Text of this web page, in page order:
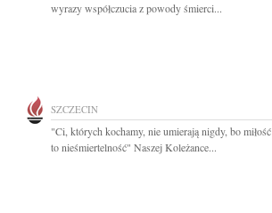
wyrazy współczucia z powody śmierci...
SZCZECIN
"Ci, których kochamy, nie umierają nigdy, bo miłość
to nieśmiertelność" Naszej Koleżance...